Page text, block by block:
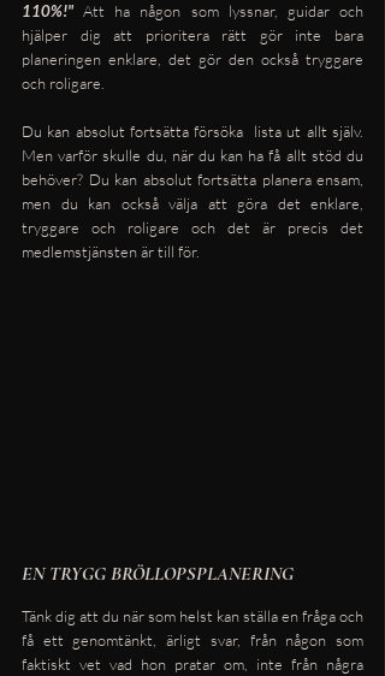
110%!" Att ha någon som lyssnar, guidar och
hjälper dig att prioritera rätt gör inte bara
planeringen enklare, det gör den också tryggare
och roligare.
Du kan absolut fortsätta försöka  lista ut allt själv.
Men varför skulle du, när du kan ha få allt stöd du
behöver? Du kan absolut fortsätta planera ensam,
men du kan också välja att göra det enklare,
tryggare och roligare och det är precis det
medlemstjänsten är till för.
EN TRYGG BRÖLLOPSPLANERING
Tänk dig att du när som helst kan ställa en fråga och
få ett genomtänkt, ärligt svar, från någon som
faktiskt vet vad hon pratar om, inte från några